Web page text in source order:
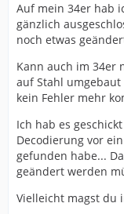
Auf mein 34er hab
gänzlich
noch etwas
Kann auch im 34er
auf Stahl
kein Fehler mehr
Ich hab es
Decodierung vor
gefunden habe...
geändert werden
Vielleicht magst du